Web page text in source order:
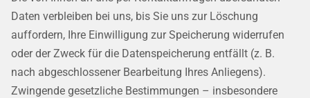
Daten verbleiben bei uns, bis Sie uns zur Löschung
auffordern, Ihre Einwilligung zur Speicherung widerrufen
oder der Zweck für die Datenspeicherung entfällt (z. B.
nach abgeschlossener Bearbeitung Ihres Anliegens).
Zwingende gesetzliche Bestimmungen – insbesondere